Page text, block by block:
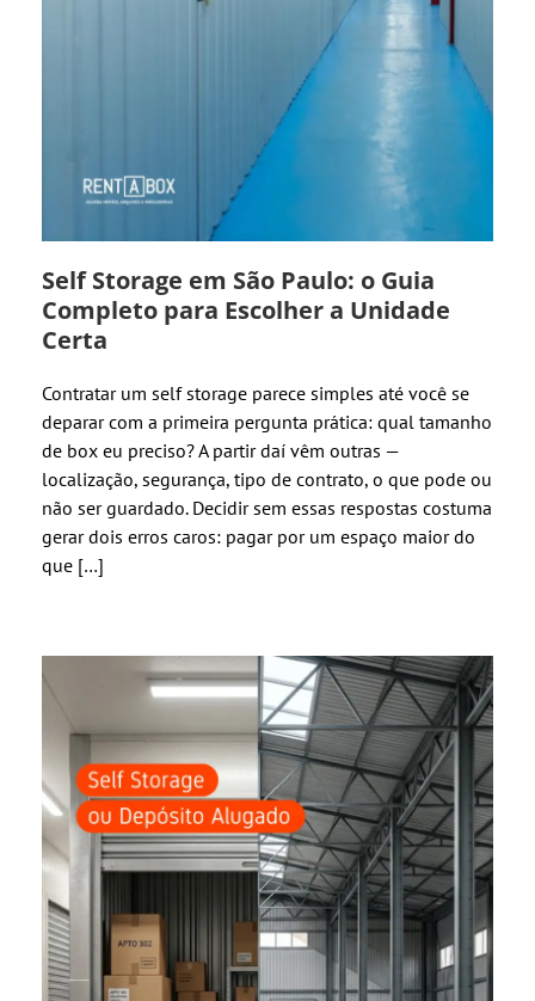
Self Storage em São Paulo: o Guia
Completo para Escolher a Unidade
Certa
Contratar um self storage parece simples até você se
deparar com a primeira pergunta prática: qual tamanho
de box eu preciso? A partir daí vêm outras —
localização, segurança, tipo de contrato, o que pode ou
não ser guardado. Decidir sem essas respostas costuma
gerar dois erros caros: pagar por um espaço maior do
que […]